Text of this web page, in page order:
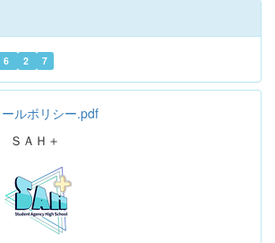
6 2 7
ルポリシー.pdf
ＳＡＨ＋